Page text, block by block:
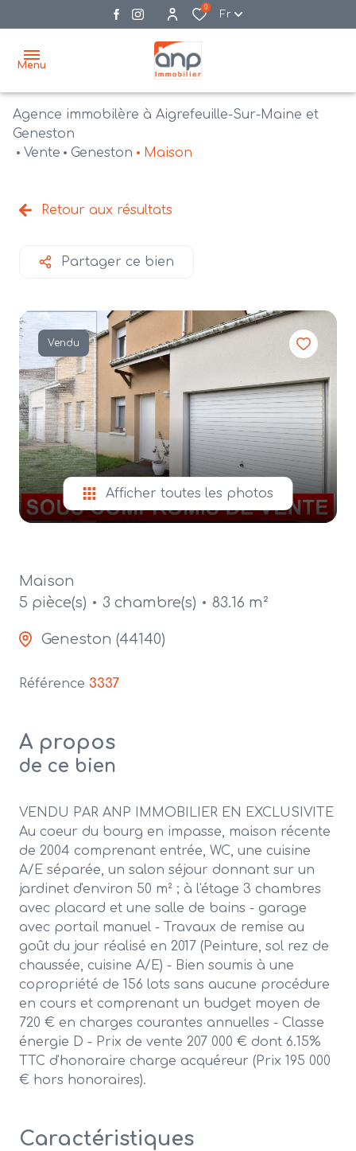
0
Fr
Menu
accueil
vente
agences
estimation
e-
mail
contact
Agence immobilère à Aigrefeuille-Sur-Maine et
Geneston
Vente
Geneston Maison
Retour aux résultats
Partager ce bien
Vendu
Afficher toutes les photos
Maison
5 pièce(s)
3 chambre(s) 83.16 m²
Geneston (44140)
Référence 3337
A propos
de ce bien
VENDU PAR ANP IMMOBILIER EN EXCLUSIVITE
Au coeur du bourg en impasse, maison récente
de 2004 comprenant entrée, WC, une cuisine
A/E séparée, un salon séjour donnant sur un
jardinet d'environ 50 m² ; à l'étage 3 chambres
avec placard et une salle de bains - garage
avec portail manuel - Travaux de remise au
goût du jour réalisé en 2017 (Peinture, sol rez de
chaussée, cuisine A/E) - Bien soumis à une
copropriété de 156 lots sans aucune procédure
en cours et comprenant un budget moyen de
720 € en charges courantes annuelles - Classe
énergie D - Prix de vente 207 000 € dont 6.15%
TTC d'honoraire charge acquéreur (Prix 195 000
€ hors honoraires).
Caractéristiques